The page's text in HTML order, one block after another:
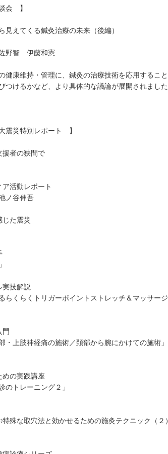
会 】
見えてくる鍼灸治療の未来（後編）
野智 伊藤和憲
健康維持・管理に、鍼灸の治療技術を応用するこ
つけるかなど、より具体的な議論が展開されました
震災特別レポート 】
援者の狭間で
活動レポート
ノ谷伸吾
じた震災
実技解説
らくらくトリガーポイントストレッチ＆マッサージ
門
・上肢神経痛の施術／頚部から腕にかけての施術」
めの実践講座
のトレーニング２」
殊な取穴法と効かせるための施灸テクニック（２）